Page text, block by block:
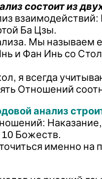
состоит из
Ба Цзы.
Мы называем
и Фан Инь со
я всегда
Отношений
анализ
Божеств.
именно